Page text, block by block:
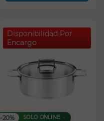
Disponibilidad Por
Encargo
-20% SOLO ONLINE